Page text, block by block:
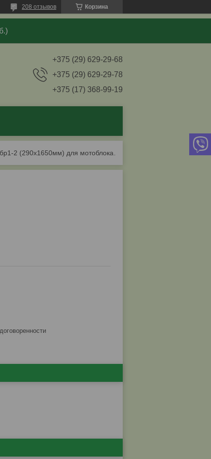
Корзина
208 отзывов
+375 (29) 629-29-68
+375 (29) 629-29-78
+375 (17) 368-99-19